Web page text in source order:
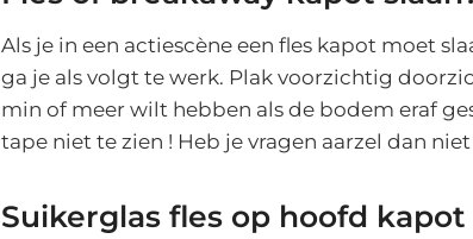
Als je in een actiescène een fles kapot moet
ga je als volgt te werk. Plak voorzichtig
min of meer wilt hebben als de bodem eraf
tape niet te zien ! Heb je vragen aarzel dan
Suikerglas fles op hoofd kapot